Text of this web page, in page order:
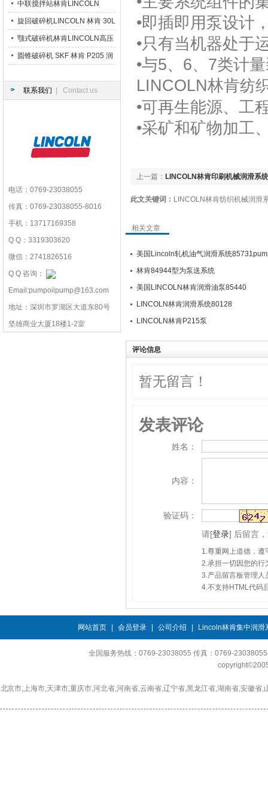
中联搅拌站林肯LINCOLN
P203 润滑泵
旋回破碎机LINCOLN 林肯 30L
大油箱润滑泵
颚式破碎机林肯LINCOLN高压
干油润滑泵站
圆锥破碎机 SKF 林肯 P205 润
联系我们 | Contact us
电话：0769-23038055
传真：0769-23038055-8016
手机：13717169358
Q Q：3319303620
微信：2741826516
Q Q 咨询：
Email:pumpoilpump@163.com
地址：深圳市罗湖区大道东80号
坚雄商业大厦18楼1-2室
•即插即用泵设计
•只有当机器处于
•与5、6、7类计
LINCOLN林肯纺
•可再生能源、工
•采矿和矿物加工
上一篇： LINCOLN林肯印刷机械润滑系
此文关键词： LINCOLN林肯纺织机械润滑
相关文章
美国Lincoln轧机油气润滑系统
林肯84944型为泵送系统
美国LINCOLN林肯润滑油泵85440
LINCOLN林肯润滑系统80128
LINCOLN林肯P215泵
评论信息
暂无留言！
发表评论
姓名：
内容：
验证码：
请[登录] 后留言
1.尊重网上道德，
2.承担一切因您的行
3.产品留言板管理人
4.不支持HTML代码
网站首页 会员登录 公司介绍 Lincoln林肯集中润滑
全国服务热线：0769-23038055 传真：0769-
北京市,上海市,天津市,重庆市,河北省,河南省,云南省,辽宁省,黑龙江省,湖南省,安徽